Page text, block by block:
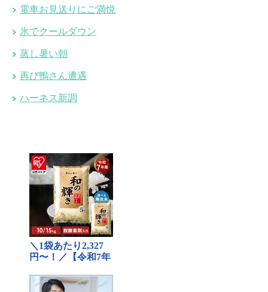
電車お見送りにご満悦
氷でクールダウン
蒸し暑い朝
再び鴨さん遭遇
ハーネス新調